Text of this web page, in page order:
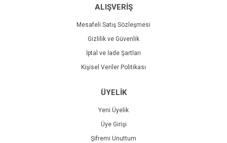
ALIŞVERİŞ
Mesafeli Satış Sözleşmesi
Gizlilik ve Güvenlik
İptal ve İade Şartları
Kişisel Veriler Politikası
ÜYELİK
Yeni Üyelik
Üye Girişi
Şifremi Unuttum